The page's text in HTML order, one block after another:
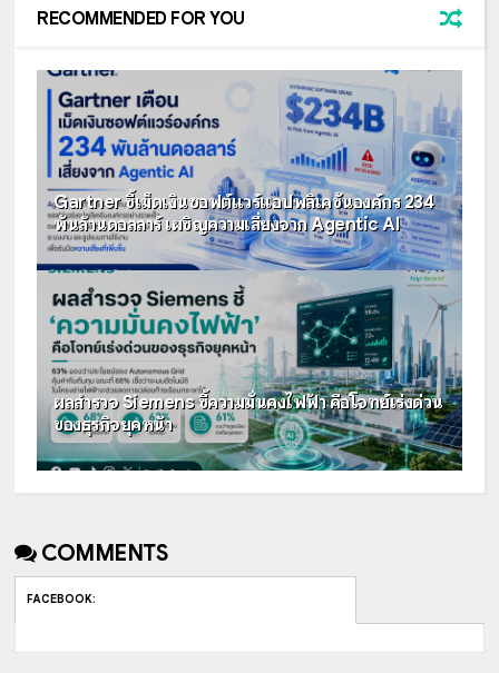
RECOMMENDED FOR YOU
Gartner ชี้เม็ดเงินซอฟต์แวร์แอปพลิเคชันองค์กร 234
พันล้านดอลลาร์ เผชิญความเสี่ยงจาก Agentic AI
ผลสำรวจ Siemens ชี้ความมั่นคงไฟฟ้า คือโจทย์เร่งด่วน
ของธุรกิจยุคหน้า
COMMENTS
FACEBOOK: